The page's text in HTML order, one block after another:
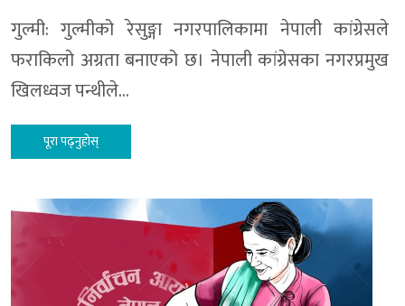
गुल्मी: गुल्मीको रेसुङ्गा नगरपालिकामा नेपाली कांग्रेसले
फराकिलो अग्रता बनाएको छ। नेपाली कांग्रेसका नगरप्रमुख
खिलध्वज पन्थीले…
पूरा पढ्नुहोस्